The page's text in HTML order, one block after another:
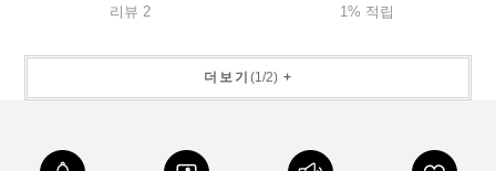
리뷰 2
1% 적립
더보기 (1/2)+